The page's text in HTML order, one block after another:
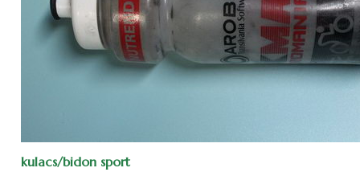
kulacs/bidon sport